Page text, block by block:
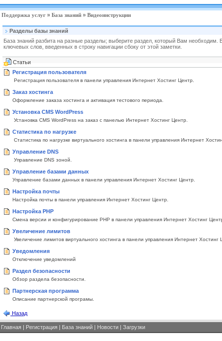
Поддержка услуг » База знаний » Видеоинструкции
Разделы базы знаний
База знаний разбита на разные разделы; выберите раздел, который Вам
ключевых слов, введенных в строку навигации сбоку от этой заметки.
Статьи
Регистрация пользователя
Регистрация пользователя в панели управления Интернет Хостинг Центр.
Заказ хостинга
Оформление заказа хостинга и активация тестового периода.
Установка CMS WordPress
Установка CMS WordPress на заказ с панелью Интернет Хостинг Центр.
Статистика по нагрузке
Статистика по нагрузке виртуального хостинга в панели управления Интернет
Управление DNS
Управление DNS зоной.
Управление базами данных
Управление базами данных в панели управления Интернет Хостинг Центр.
Настройка почты
Настройка почты в панели управления Интернет Хостинг Центр.
Настройка PHP
Смена версии и конфигурирование PHP в панели управления Интернет Хостинг
Увеличение лимитов
Увеличение лимитов виртуального хостинга в панели управления Интернет Хостинг
Уведомления
Отключение уведомлений
Раздел безопасности
Обзор раздела безопасности.
Партнерская программа
Описание партнерской програмы.
Назад
Главная | Регистрация | База знаний | Новости | Загрузки